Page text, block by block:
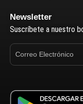
Newsletter
Suscríbete a nuestro